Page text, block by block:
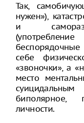
Так,
нужен»),
и
себе
«звоночки», а
место
биполярное,
личности.